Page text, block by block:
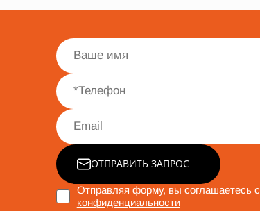
ОТПРАВИТЬ ЗАПРОС
Отправляя форму, вы соглашаетесь с
конфиденциальности